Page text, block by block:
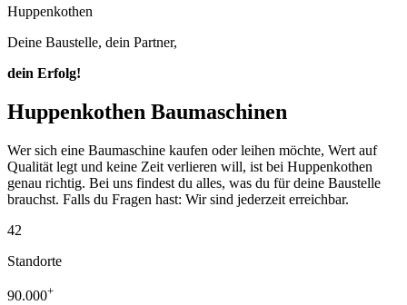
Huppenkothen
Deine Baustelle, dein Partner,
dein Erfolg!
Huppenkothen Baumaschinen
Wer sich eine Baumaschine kaufen oder leihen möchte, Wert auf
Qualität legt und keine Zeit verlieren will, ist bei Huppenkothen
genau richtig. Bei uns findest du alles, was du für deine Baustelle
brauchst. Falls du Fragen hast: Wir sind jederzeit erreichbar.
42
Standorte
90.000+